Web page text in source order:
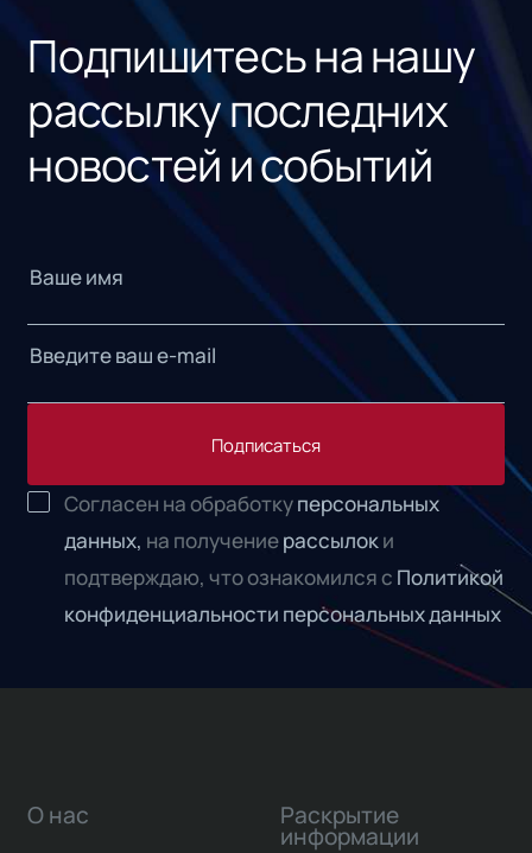
Подпишитесь на нашу
рассылку последних
новостей и событий
Подписаться
Согласен на обработкуперсональных
данных, на получениерассылоки
подтверждаю, что ознакомился с Политикой
конфиденциальности персональных данных
О нас Раскрытие
информации